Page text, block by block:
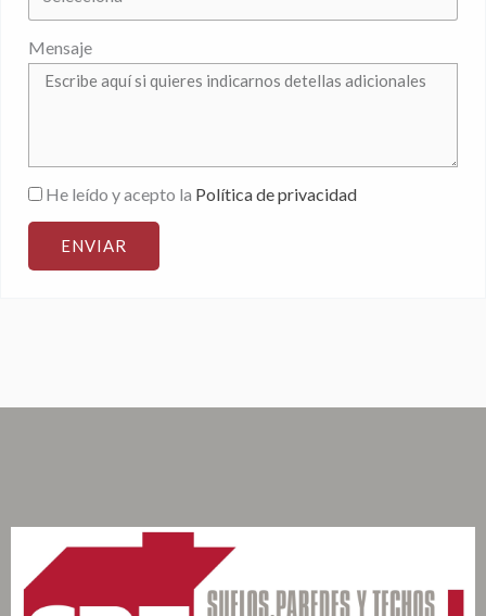
Mensaje
He leído y acepto la Política de privacidad
ENVIAR